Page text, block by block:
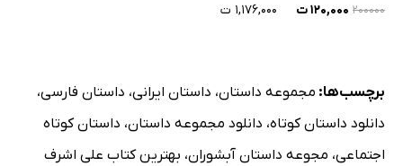
۲۰۰۰۰۰ ۱۲۰,۰۰۰ ت
۱,۱۷۶,۰۰۰ ت
برچسب‌ها: مجموعه داستان، داستان ایرانی، داستان فارسی،
دانلود داستان کوتاه، دانلود مجموعه داستان، داستان کوتاه
اجتماعی، مجوعه داستان آبشوران، بهترین کتاب علی اشرف